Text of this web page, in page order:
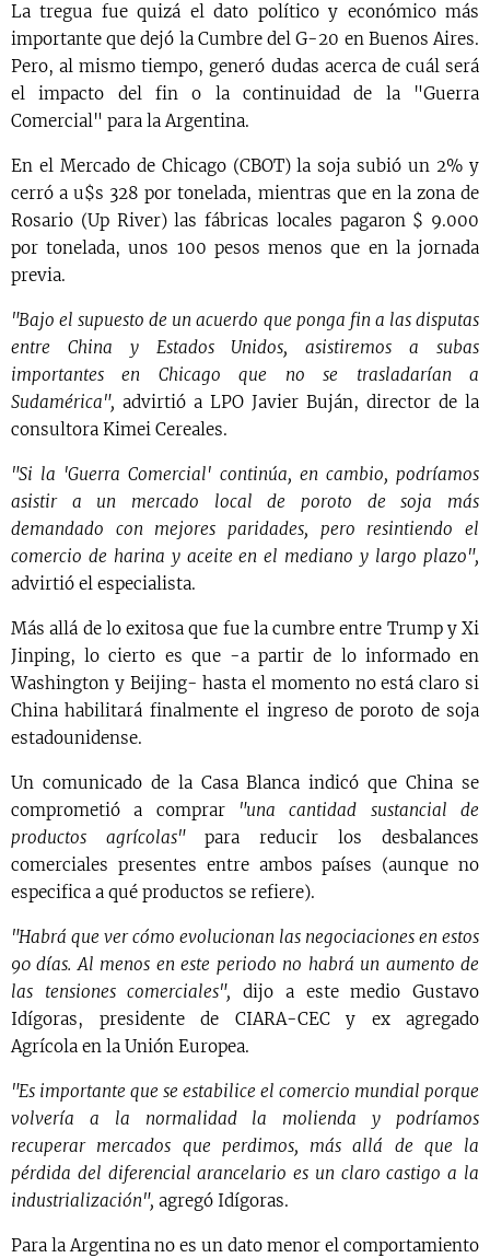
La tregua fue quizá el dato político y económico más
importante que dejó la Cumbre del G-20 en Buenos Aires.
Pero, al mismo tiempo, generó dudas acerca de cuál será
el impacto del fin o la continuidad de la "Guerra
Comercial" para la Argentina.
En el Mercado de Chicago (CBOT) la soja subió un 2% y
cerró a u$s 328 por tonelada, mientras que en la zona de
Rosario (Up River) las fábricas locales pagaron $ 9.000
por tonelada, unos 100 pesos menos que en la jornada
previa.
"Bajo el supuesto de un acuerdo que ponga fin a las disputas
entre China y Estados Unidos, asistiremos a subas
importantes en Chicago que no se trasladarían a
Sudamérica", advirtió a LPO Javier Buján, director de la
consultora Kimei Cereales.
"Si la 'Guerra Comercial' continúa, en cambio, podríamos
asistir a un mercado local de poroto de soja más
demandado con mejores paridades, pero resintiendo el
comercio de harina y aceite en el mediano y largo plazo",
advirtió el especialista.
Más allá de lo exitosa que fue la cumbre entre Trump y Xi
Jinping, lo cierto es que -a partir de lo informado en
Washington y Beijing- hasta el momento no está claro si
China habilitará finalmente el ingreso de poroto de soja
estadounidense.
Un comunicado de la Casa Blanca indicó que China se
comprometió a comprar
"una cantidad sustancial de
productos agrícolas" para reducir los desbalances
comerciales presentes entre ambos países (aunque no
especifica a qué productos se refiere).
"Habrá que ver cómo evolucionan las negociaciones en estos
90 días. Al menos en este periodo no habrá un aumento de
las tensiones comerciales", dijo a este medio Gustavo
Idígoras, presidente de CIARA-CEC y ex agregado
Agrícola en la Unión Europea.
"Es importante que se estabilice el comercio mundial porque
volvería a la normalidad la molienda y podríamos
recuperar mercados que perdimos, más allá de que la
pérdida del diferencial arancelario es un claro castigo a la
industrialización", agregó Idígoras.
Para la Argentina no es un dato menor el comportamiento